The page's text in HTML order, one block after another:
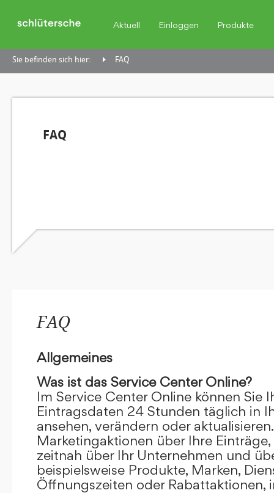
Aktuell Einloggen Produkte
Sie befinden sich hier: FAQ
FAQ
FAQ
Allgemeines
Was ist das Service Center Online?
Im Service Center Online können Sie
Eintragsdaten 24 Stunden täglich in
ansehen, verändern oder
Marketingaktionen über Ihre
zeitnah über Ihr Unternehmen und
beispielsweise Produkte, Marken,
Öffnungszeiten oder Rabattaktionen,